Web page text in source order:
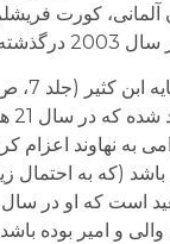
آلمانی، کورت
به نهاوند اعزام
(که به احتمال
والی و امیر بوده